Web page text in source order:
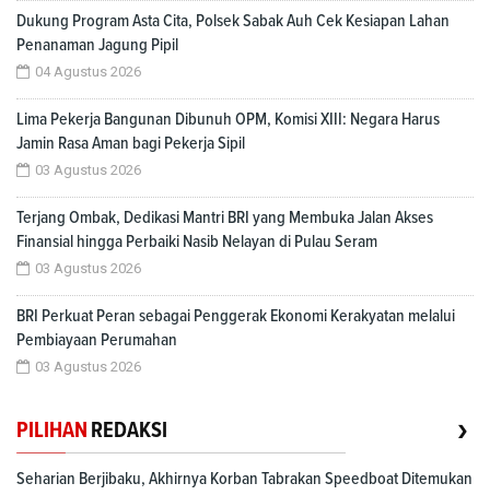
Dukung Program Asta Cita, Polsek Sabak Auh Cek Kesiapan Lahan
Penanaman Jagung Pipil
04 Agustus 2026
Lima Pekerja Bangunan Dibunuh OPM, Komisi XIII: Negara Harus
Jamin Rasa Aman bagi Pekerja Sipil
03 Agustus 2026
Terjang Ombak, Dedikasi Mantri BRI yang Membuka Jalan Akses
Finansial hingga Perbaiki Nasib Nelayan di Pulau Seram
03 Agustus 2026
BRI Perkuat Peran sebagai Penggerak Ekonomi Kerakyatan melalui
Pembiayaan Perumahan
03 Agustus 2026
PILIHAN REDAKSI ›
Seharian Berjibaku, Akhirnya Korban Tabrakan Speedboat Ditemukan